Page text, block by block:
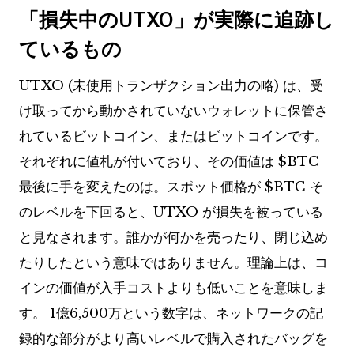
「損失中のUTXO」が実際に追跡し
ているもの
UTXO (未使用トランザクション出力の略) は、受
け取ってから動かされていないウォレットに保管さ
れているビットコイン、またはビットコインです。
それぞれに値札が付いており、その価値は $BTC
最後に手を変えたのは。スポット価格が $BTC そ
のレベルを下回ると、UTXO が損失を被っている
と見なされます。誰かが何かを売ったり、閉じ込め
たりしたという意味ではありません。理論上は、コ
インの価値が入手コストよりも低いことを意味しま
す。 1億6,500万という数字は、ネットワークの記
録的な部分がより高いレベルで購入されたバッグを